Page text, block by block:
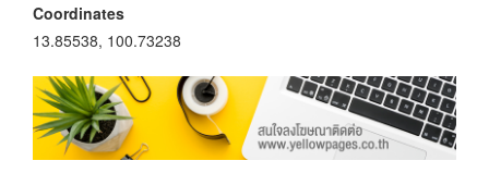
Coordinates
13.85538, 100.73238